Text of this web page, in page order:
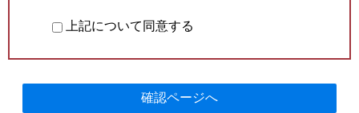
上記について同意する
確認ページへ